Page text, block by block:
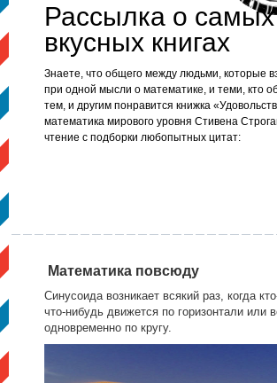
Рассылка о самых
вкусных книгах
Знаете, что общего между людьми, которые
при одной мысли о математике, и теми, кто
тем, и другим понравится книжка
математика мирового уровня Стивена
чтение с подборки любопытных цитат:
Математика повсюду
Синусоида возникает всякий раз, когда
что-нибудь движется по горизонтали или
одновременно по кругу.